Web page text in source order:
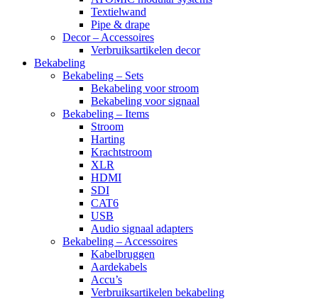
Textielwand
Pipe & drape
Decor – Accessoires
Verbruiksartikelen decor
Bekabeling
Bekabeling – Sets
Bekabeling voor stroom
Bekabeling voor signaal
Bekabeling – Items
Stroom
Harting
Krachtstroom
XLR
HDMI
SDI
CAT6
USB
Audio signaal adapters
Bekabeling – Accessoires
Kabelbruggen
Aardekabels
Accu’s
Verbruiksartikelen bekabeling